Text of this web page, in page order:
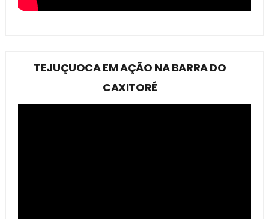
TEJUÇUOCA EM AÇÃO NA BARRA DO
CAXITORÉ